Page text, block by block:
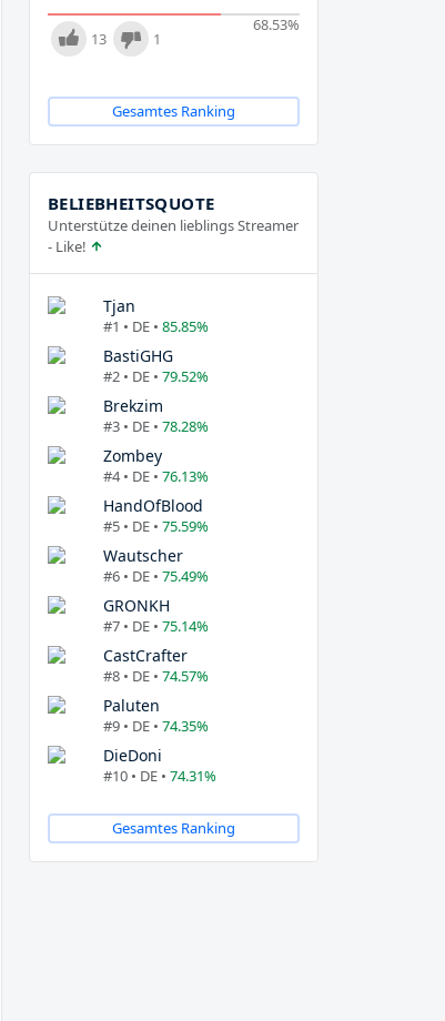
68.53%
13 1
Gesamtes Ranking
BELIEBHEITSQUOTE
Unterstütze deinen lieblings Streamer
- Like!
Tjan
#1 • DE • 85.85%
BastiGHG
#2 • DE • 79.52%
Brekzim
#3 • DE • 78.28%
Zombey
#4 • DE • 76.13%
HandOfBlood
#5 • DE • 75.59%
Wautscher
#6 • DE • 75.49%
GRONKH
#7 • DE • 75.14%
CastCrafter
#8 • DE • 74.57%
Paluten
#9 • DE • 74.35%
DieDoni
#10 • DE • 74.31%
Gesamtes Ranking